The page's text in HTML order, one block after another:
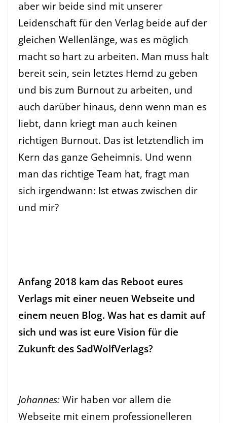
aber wir beide sind mit unserer
Leidenschaft für den Verlag beide auf der
gleichen Wellenlänge, was es möglich
macht so hart zu arbeiten. Man muss halt
bereit sein, sein letztes Hemd zu geben
und bis zum Burnout zu arbeiten, und
auch darüber hinaus, denn wenn man es
liebt, dann kriegt man auch keinen
richtigen Burnout. Das ist letztendlich im
Kern das ganze Geheimnis. Und wenn
man das richtige Team hat, fragt man
sich irgendwann: Ist etwas zwischen dir
und mir?
Anfang 2018 kam das Reboot eures
Verlags mit einer neuen Webseite und
einem neuen Blog. Was hat es damit auf
sich und was ist eure Vision für die
Zukunft des SadWolfVerlags?
Johannes: Wir haben vor allem die
Webseite mit einem professionelleren